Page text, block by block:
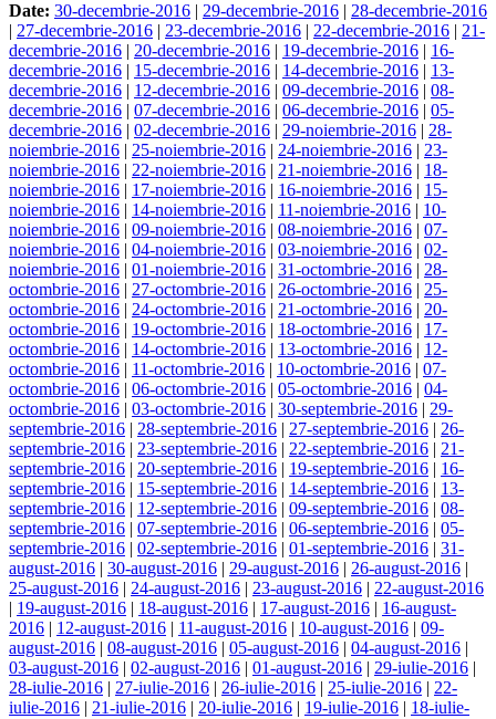
Date: 30-decembrie-2016 | 29-decembrie-2016 | 28-decembrie-2016
| 27-decembrie-2016 | 23-decembrie-2016 | 22-decembrie-2016 | 21-
decembrie-2016 | 20-decembrie-2016 | 19-decembrie-2016 | 16-
decembrie-2016 | 15-decembrie-2016 | 14-decembrie-2016 | 13-
decembrie-2016 | 12-decembrie-2016 | 09-decembrie-2016 | 08-
decembrie-2016 | 07-decembrie-2016 | 06-decembrie-2016 | 05-
decembrie-2016 | 02-decembrie-2016 | 29-noiembrie-2016 | 28-
noiembrie-2016 | 25-noiembrie-2016 | 24-noiembrie-2016 | 23-
noiembrie-2016 | 22-noiembrie-2016 | 21-noiembrie-2016 | 18-
noiembrie-2016 | 17-noiembrie-2016 | 16-noiembrie-2016 | 15-
noiembrie-2016 | 14-noiembrie-2016 | 11-noiembrie-2016 | 10-
noiembrie-2016 | 09-noiembrie-2016 | 08-noiembrie-2016 | 07-
noiembrie-2016 | 04-noiembrie-2016 | 03-noiembrie-2016 | 02-
noiembrie-2016 | 01-noiembrie-2016 | 31-octombrie-2016 | 28-
octombrie-2016 | 27-octombrie-2016 | 26-octombrie-2016 | 25-
octombrie-2016 | 24-octombrie-2016 | 21-octombrie-2016 | 20-
octombrie-2016 | 19-octombrie-2016 | 18-octombrie-2016 | 17-
octombrie-2016 | 14-octombrie-2016 | 13-octombrie-2016 | 12-
octombrie-2016 | 11-octombrie-2016 | 10-octombrie-2016 | 07-
octombrie-2016 | 06-octombrie-2016 | 05-octombrie-2016 | 04-
octombrie-2016 | 03-octombrie-2016 | 30-septembrie-2016 | 29-
septembrie-2016 | 28-septembrie-2016 | 27-septembrie-2016 | 26-
septembrie-2016 | 23-septembrie-2016 | 22-septembrie-2016 | 21-
septembrie-2016 | 20-septembrie-2016 | 19-septembrie-2016 | 16-
septembrie-2016 | 15-septembrie-2016 | 14-septembrie-2016 | 13-
septembrie-2016 | 12-septembrie-2016 | 09-septembrie-2016 | 08-
septembrie-2016 | 07-septembrie-2016 | 06-septembrie-2016 | 05-
septembrie-2016 | 02-septembrie-2016 | 01-septembrie-2016 | 31-
august-2016 | 30-august-2016 | 29-august-2016 | 26-august-2016 |
25-august-2016 | 24-august-2016 | 23-august-2016 | 22-august-2016
| 19-august-2016 | 18-august-2016 | 17-august-2016 | 16-august-
2016 | 12-august-2016 | 11-august-2016 | 10-august-2016 | 09-
august-2016 | 08-august-2016 | 05-august-2016 | 04-august-2016 |
03-august-2016 | 02-august-2016 | 01-august-2016 | 29-iulie-2016 |
28-iulie-2016 | 27-iulie-2016 | 26-iulie-2016 | 25-iulie-2016 | 22-
iulie-2016 | 21-iulie-2016 | 20-iulie-2016 | 19-iulie-2016 | 18-iulie-